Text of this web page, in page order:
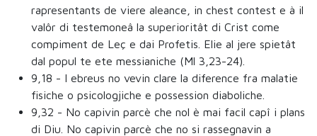
rapresentants de viere aleance, in chest contest e à il
valôr di testemoneâ la superioritât di Crist come
compiment de Leç e dai Profetis. Elie al jere spietât
dal popul te ete messianiche (Ml 3,23-24).
9,18 - I ebreus no vevin clare la diference fra malatie
fisiche o psicologjiche e possession diaboliche.
9,32 - No capivin parcè che nol è mai facil capî i plans
di Diu. No capivin parcè che no si rassegnavin a